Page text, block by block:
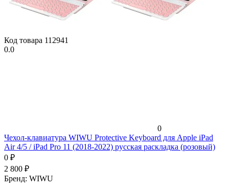
Код товара 112941
0.0
0
Чехол-клавиатура WIWU Protective Keyboard для Apple iPad
Air 4/5 / iPad Pro 11 (2018-2022) русская раскладка (розовый)
0 ₽
2 800 ₽
Бренд: WIWU